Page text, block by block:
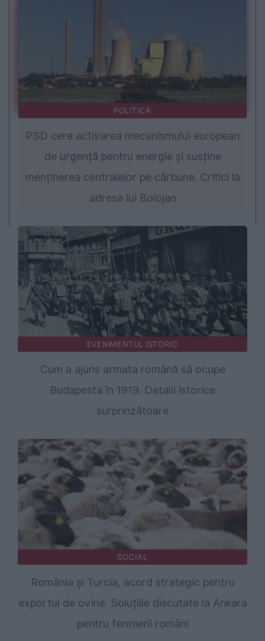
POLITICA
PSD cere activarea mecanismului european
de urgență pentru energie și susține
menținerea centralelor pe cărbune. Critici la
adresa lui Bolojan
EVENIMENTUL ISTORIC
Cum a ajuns armata română să ocupe
Budapesta în 1919. Detalii istorice
surprinzătoare
SOCIAL
România și Turcia, acord strategic pentru
exportul de ovine. Soluțiile discutate la Ankara
pentru fermierii români